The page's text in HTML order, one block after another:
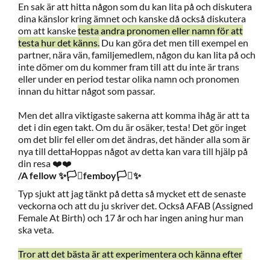
En sak är att hitta någon som du kan lita på och diskutera
dina känslor kring ämnet och kanske då också diskutera
om att kansketesta andra pronomen eller namn för att
testa hur det känns. Du kan göra det men till exempel en
partner, nära vän, familjemedlem, någon du kan lita på och
inte dömer om du kommer fram till att du inte är trans
eller under en period testar olika namn och pronomen
innan du hittar något som passar.
Men det allra viktigaste sakerna att komma ihåg är att ta
det i din egen takt. Om du är osäker, testa! Det gör inget
om det blir fel eller om det ändras, det händer alla som är
nya till dettaHoppas något av detta kan vara till hjälp på
din resa ❤️❤️
/A fellow ✨🏳️‍⚧️femboy🏳️‍⚧️✨
Typ sjukt att jag tänkt på detta så mycket ett de senaste
veckorna och att du ju skriver det. Också AFAB (Assigned
Female At Birth) och 17 år och har ingen aning hur man
ska veta.
Tror att det bästa är att experimentera och känna efter